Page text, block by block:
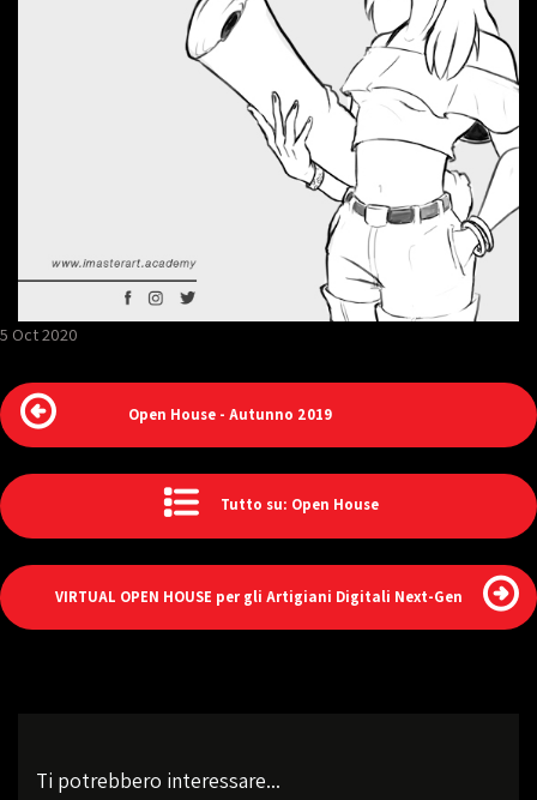
5 Oct 2020
Open House - Autunno 2019
Tutto su: Open House
VIRTUAL OPEN HOUSE per gli Artigiani Digitali Next-Gen
Ti potrebbero interessare...